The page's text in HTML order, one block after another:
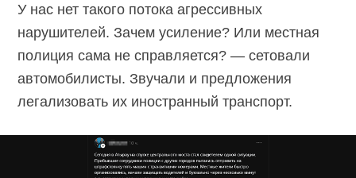
У нас нет такого потока агрессивных
нарушителей. Зачем усиление? Или местная
полиция сама не справляется? — сетовали
автомобилисты. Звучали и предложения
легализовать их иностранный транспорт.